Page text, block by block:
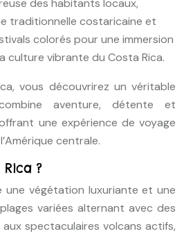
des habitants locaux,
traditionnelle costaricaine et
colorés pour une immersion
culture vibrante du Costa Rica.
vous découvrirez un véritable
aventure, détente et
une expérience de voyage
centrale.
?
une végétation luxuriante et une
variées alternant avec des
spectaculaires volcans actifs,